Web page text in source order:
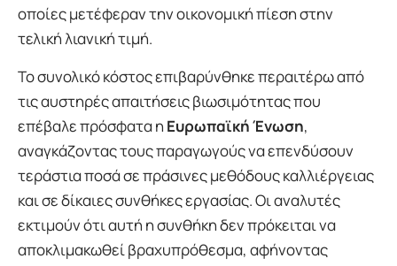
οποίες μετέφεραν την οικονομική πίεση στην
τελική λιανική τιμή.
Το συνολικό κόστος επιβαρύνθηκε περαιτέρω από
τις αυστηρές απαιτήσεις βιωσιμότητας που
επέβαλε πρόσφατα η Ευρωπαϊκή Ένωση,
αναγκάζοντας τους παραγωγούς να επενδύσουν
τεράστια ποσά σε πράσινες μεθόδους καλλιέργειας
και σε δίκαιες συνθήκες εργασίας. Οι αναλυτές
εκτιμούν ότι αυτή η συνθήκη δεν πρόκειται να
αποκλιμακωθεί βραχυπρόθεσμα, αφήνοντας